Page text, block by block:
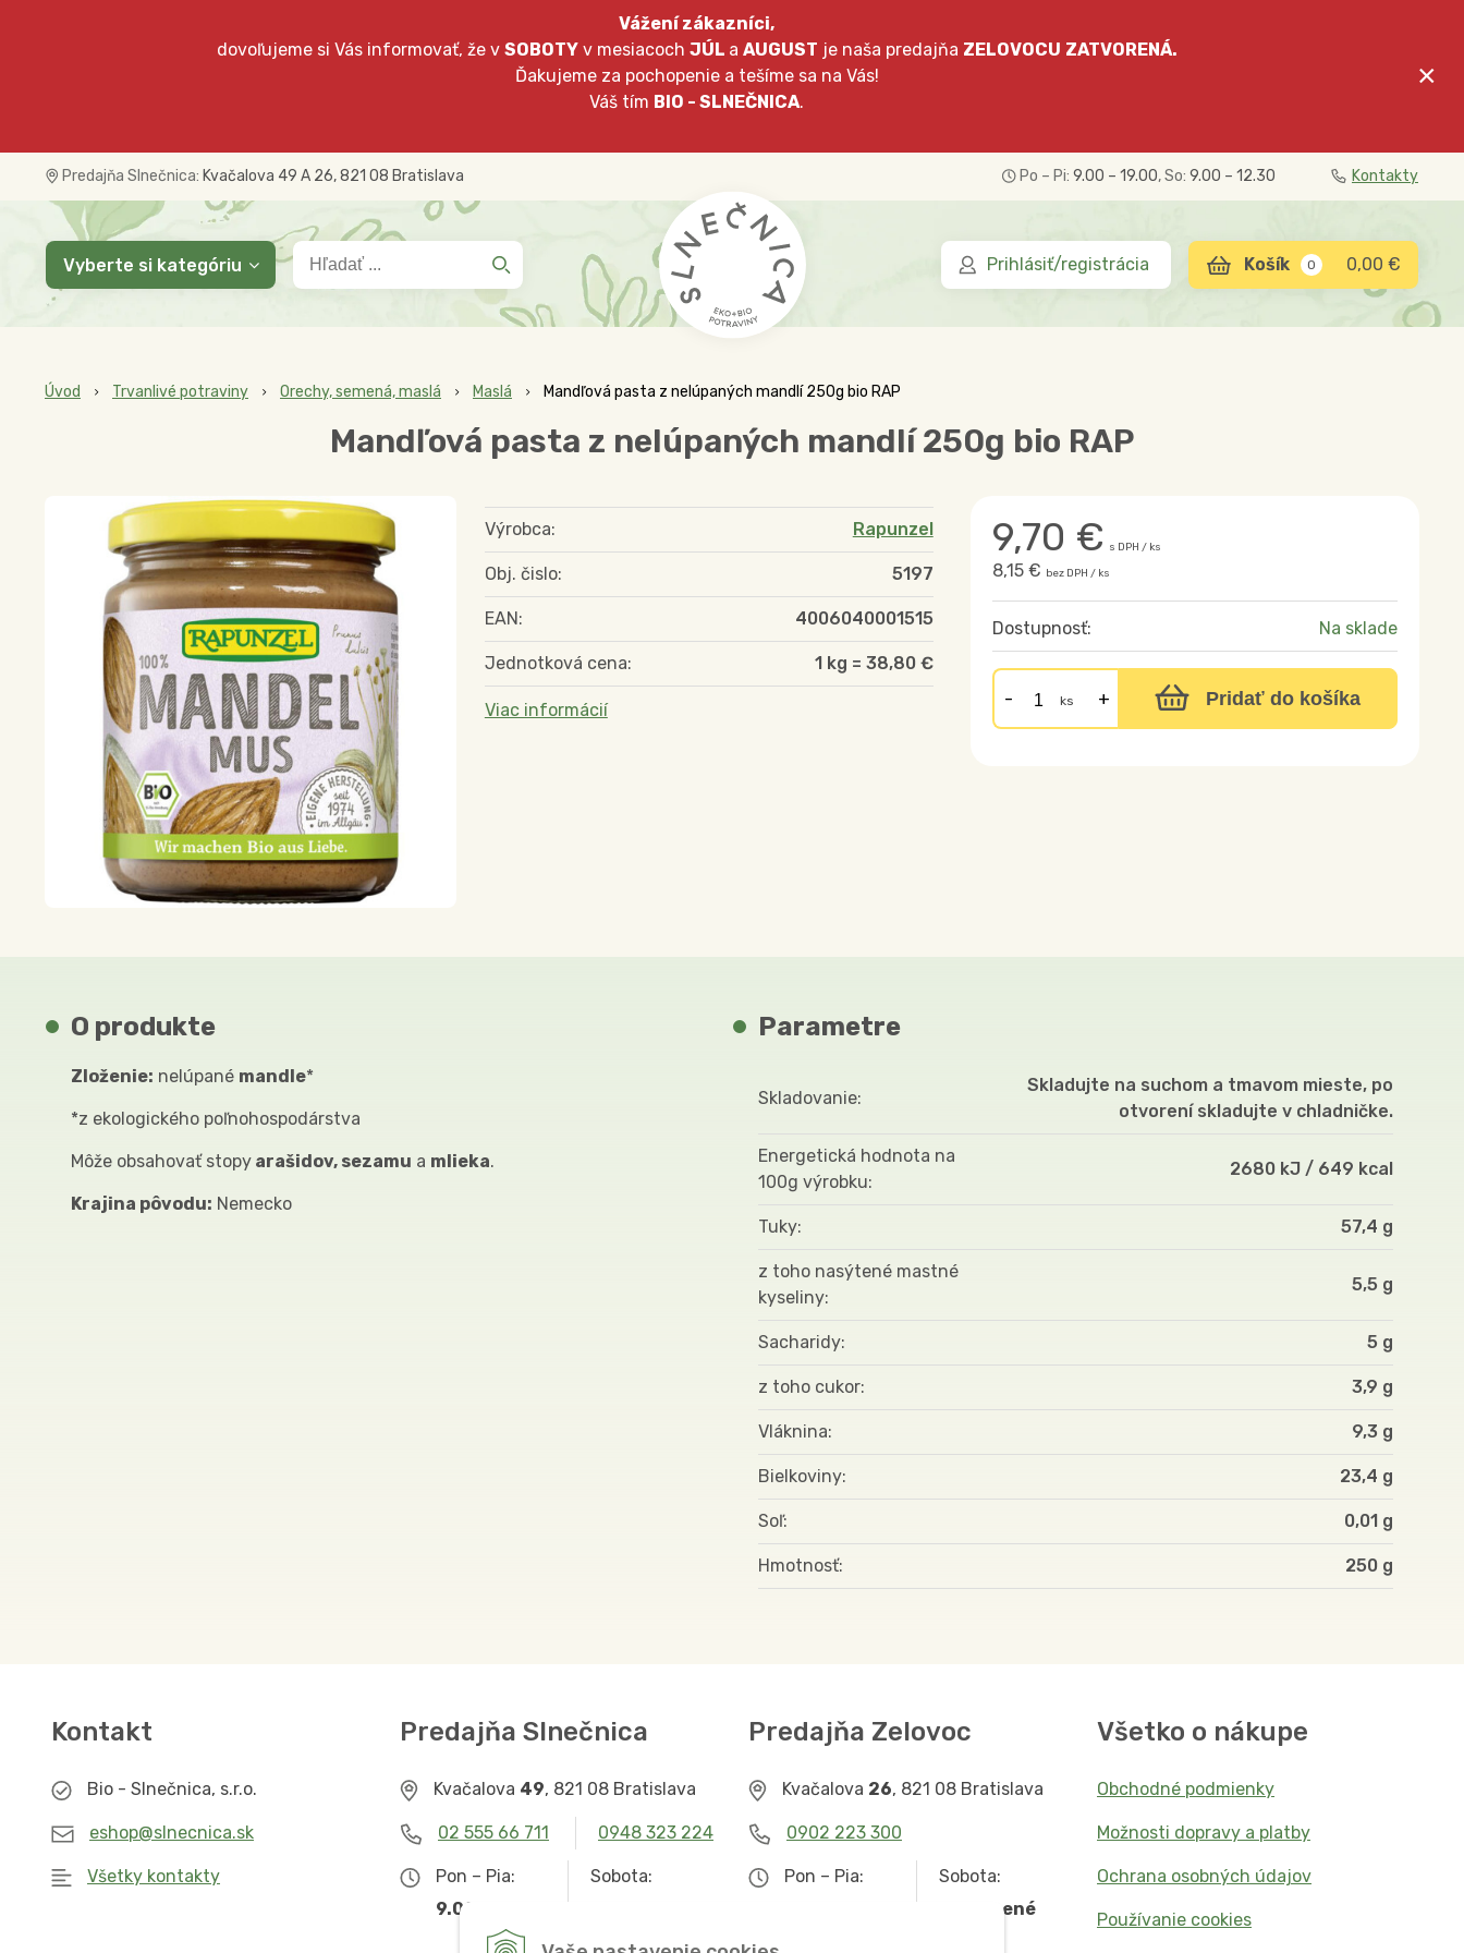
Vážení zákazníci,
dovoľujeme si Vás informovať, že v SOBOTYv mesiacoch JÚL a AUGUST je naša predajňa ZELOVOCU ZATVORENÁ.
Ďakujeme za pochopenie a tešíme sa na Vás!
Váš tím BIO - SLNEČNICA.
×
Predajňa Slnečnica: Kvačalova 49 A 26, 821 08 Bratislava Po – Pi: 9.00 – 19.00, So: 9.00 – 12.30 Kontakty
Prihlásiť/registrácia 0,00 €
0
Úvod Trvanlivé potraviny Orechy, semená, maslá Maslá Mandľová pasta z nelúpaných mandlí 250g bio RAP
Mandľová pasta z nelúpaných mandlí 250g bio RAP
9,70 € s DPH / ks
8,15 € bez DPH / ks
Dostupnosť: Na sklade
ks Pridať do košíka
Výrobca: Rapunzel
Obj. čislo: 5197
EAN: 4006040001515
Jednotková cena: 1 kg = 38,80 €
Viac informácií
O produkte
Zloženie: nelúpané mandle*
*z ekologického poľnohospodárstva
Môže obsahovať stopy arašidov, sezamu a mlieka.
Krajina pôvodu: Nemecko
Parametre
Skladovanie
Skladujte na suchom a tmavom mieste, po
otvorení skladujte v chladničke.
Energetická hodnota na
100g výrobku
2680 kJ / 649 kcal
Tuky 57,4 g
z toho nasýtené mastné
kyseliny
5,5 g
Sacharidy 5 g
z toho cukor 3,9 g
Vláknina 9,3 g
Bielkoviny 23,4 g
Soľ 0,01 g
Hmotnosť 250
Vyberte si kategóriu
Kontakt
Bio - Slnečnica, s.r.o.
eshop@slnecnica.sk
Všetky kontakty
Predajňa Slnečnica
Kvačalova 49, 821 08 Bratislava
02 555 66 711 0948 323 224
Pon – Pia:
9.00 – 19.00
Sobota:
Predajňa Zelovoc
Kvačalova 26, 821 08 Bratislava
0902 223 300
Pon – Pia:
Sobota:
Zatvorené
Všetko o nákupe
Obchodné podmienky
Možnosti dopravy a platby
Ochrana osobných údajov
Používanie cookies